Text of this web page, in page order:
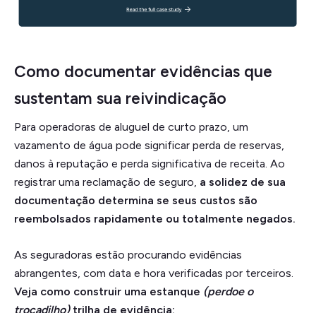
Como documentar evidências que
sustentam sua reivindicação
Para operadoras de aluguel de curto prazo, um
vazamento de água pode significar perda de reservas,
danos à reputação e perda significativa de receita. Ao
registrar uma reclamação de seguro, a solidez de sua
documentação determina se seus custos são
reembolsados rapidamente ou totalmente negados.
As seguradoras estão procurando evidências
abrangentes, com data e hora verificadas por terceiros.
Veja como construir uma estanque (perdoe o
trocadilho) trilha de evidência: